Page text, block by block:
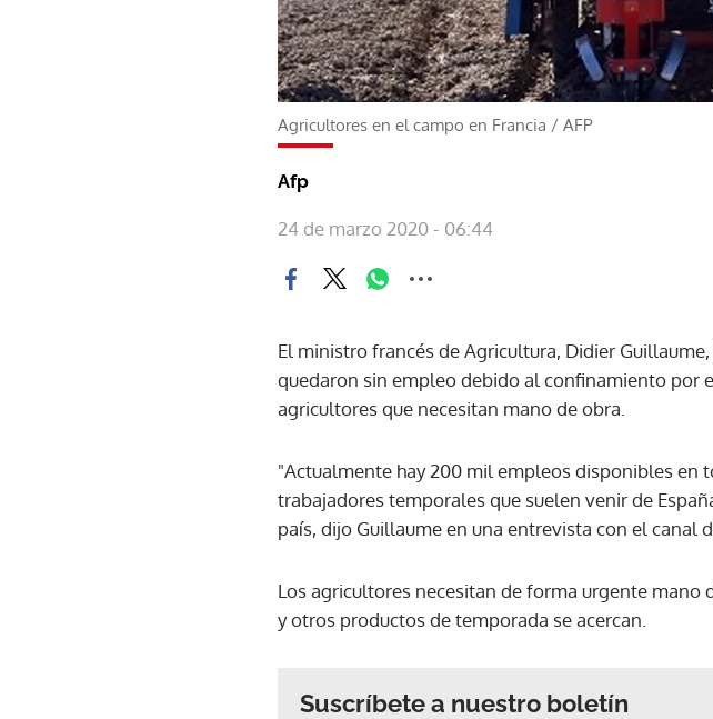
Agricultores en el campo en Francia / AFP
Afp
24 de marzo 2020 - 06:44
El ministro francés de Agricultura, Didier
quedaron sin empleo debido al confinamiento por
agricultores que necesitan mano de obra.
"Actualmente hay 200 mil empleos disponibles en
trabajadores temporales que suelen venir de
país, dijo Guillaume en una entrevista con el canal
Los agricultores necesitan de forma urgente mano
y otros productos de temporada se acercan.
Suscríbete a nuestro boletín